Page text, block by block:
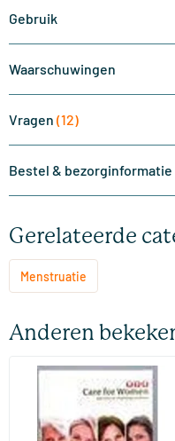
Gebruik
Waarschuwingen
Vragen (12)
Bestel & bezorginformatie
Gerelateerde
Menstruatie
Anderen
(1)
Care for women care
30 tabletten